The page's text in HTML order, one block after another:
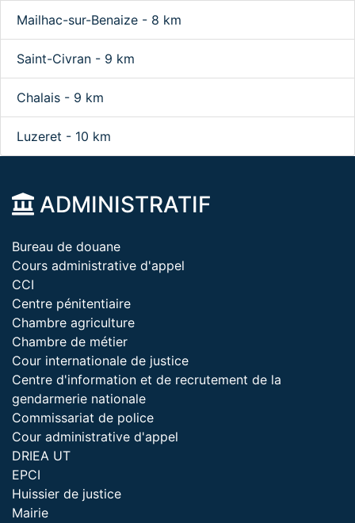
Mailhac-sur-Benaize - 8 km
Saint-Civran - 9 km
Chalais - 9 km
Luzeret - 10 km
ADMINISTRATIF
Bureau de douane
Cours administrative d'appel
CCI
Centre pénitentiaire
Chambre agriculture
Chambre de métier
Cour internationale de justice
Centre d'information et de recrutement de la
gendarmerie nationale
Commissariat de police
Cour administrative d'appel
DRIEA UT
EPCI
Huissier de justice
Mairie